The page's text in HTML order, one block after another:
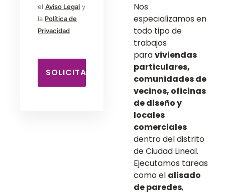
Nos
especializamos en
todo tipo de
trabajos
paraviviendas
particulares,
comunidades de
vecinos, oficinas
de diseño y
locales
comerciales
dentro del distrito
de Ciudad Lineal.
Ejecutamos tareas
como el alisado
de paredes,
el Aviso Legal y
la Política de
Privacidad